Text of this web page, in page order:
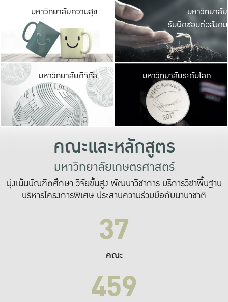
มหาวิทยาลัยความสุข มหาวิ
ค
เปิดประ
และพบเรื่องราวใ
มหาวิทยาลัย
รับผิดชอบต่อสังคม
มหาวิทยาลัยดิจิทัล มหาวิ
เปลี่ยนแปลง แล
เพื่อทำง
ระบบสารสนเทศ
มหาวิทยาลัยระดับโลก
คณะและหลักสูตร
มหาวิทยาลัยเกษตรศาสตร์
มุ่งเน้นบัณฑิตศึกษา วิจัยขั้นสูง พัฒนาวิชาการ บริการวิชาพื้นฐาน
บริหารโครงการพิเศษ ประสานความร่วมมือกับนานาชาติ
37
คณะ
459